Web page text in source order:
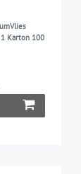
Karton 100